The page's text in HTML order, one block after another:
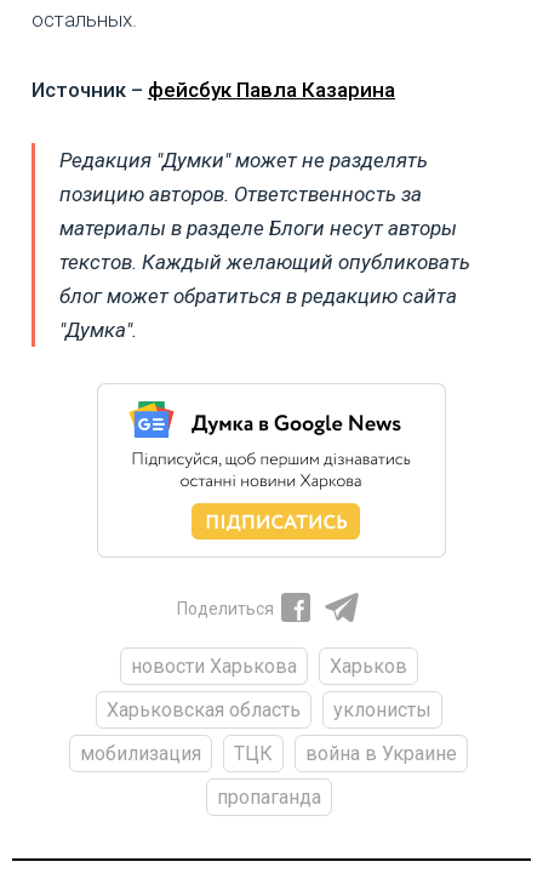
остальных.
Источник – фейсбук Павла Казарина
Редакция "Думки" может не разделять
позицию авторов. Ответственность за
материалы в разделе Блоги несут авторы
текстов. Каждый желающий опубликовать
блог может обратиться в редакцию сайта
"Думка".
Поделиться
новости Харькова
Харьков
Харьковская область
уклонисты
мобилизация
ТЦК
война в Украине
пропаганда